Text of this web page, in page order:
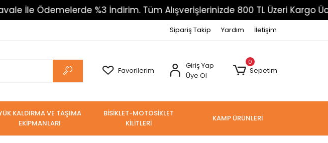
%3 İndirim. Tüm Alışverişlerinizde 800 TL Üzeri Kargo Ücretsiz
Sipariş Takip Yardım İletişim
Favorilerim
Giriş Yap
Üye Ol
0
Sepetim
KALDIRMA VE TAŞIMA
EKİPMANLARI
BİSİKLET-MOTOSİKLET
KİLİTLERİ
KAMP ÜRÜNLERİ